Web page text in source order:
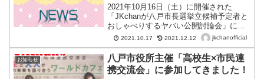
2021年10月16日（土）に開催された
「JKchanが八戸市長選挙立候補予定者と
おしゃべりするヤバい公開討論会」に関
する記事が、青森県南と岩手県北をカバ
（2021年7月30日付け）」に掲載されま
した♪立候...
2021.10.17 2021.12.12 jkchanofficial
お知らせ
八戸市役所主催「高校生×市民連
携交流会」に参加してきました！